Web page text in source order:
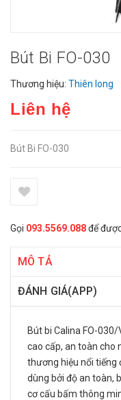
Bút Bi FO-030
Thương hiệu: Thiên long
Liên hệ
Bút Bi FO-030
Gọi 093.5569.088để
MÔ TẢ
ĐÁNH GIÁ(APP)
Bút bi Calina FO-
cao cấp, an toàn cho
thương hiệu nổi tiếng
dùng bởi độ an toàn,
cơ cấu bấm thông